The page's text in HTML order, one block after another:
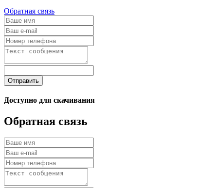
Обратная связь
Отправить
Доступно для скачивания
Обратная связь